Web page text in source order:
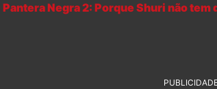
Pantera Negra 2: Porque Shuri não tem